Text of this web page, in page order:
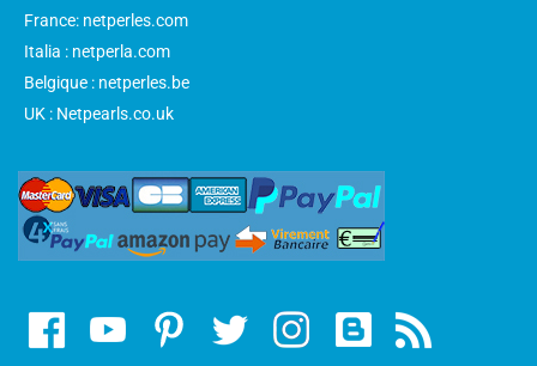
France: netperles.com
Italia : netperla.com
Belgique : netperles.be
UK : Netpearls.co.uk